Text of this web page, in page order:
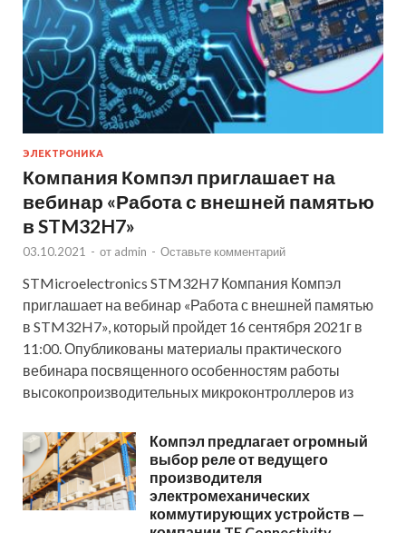
ЭЛЕКТРОНИКА
Компания Компэл приглашает на
вебинар «Работа с внешней памятью
в STM32H7»
03.10.2021 - от admin - Оставьте комментарий
STMicroelectronics STM32H7 Компания Компэл
приглашает на вебинар «Работа с внешней памятью
в STM32H7», который пройдет 16 сентября 2021г в
11:00. Опубликованы материалы практического
вебинара посвященного особенностям работы
высокопроизводительных микроконтроллеров из
Компэл предлагает огромный
выбор реле от ведущего
производителя
электромеханических
коммутирующих устройств —